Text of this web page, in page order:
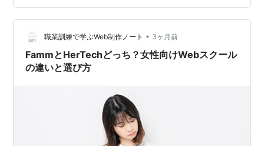
もの」から手を出すことです。でも、未経験の学び直し
では、資格の名前より先に使い道の広さを見たほうが失
敗しにくいです。 このブログの結論はシンプルです。
W…
職業訓練で学ぶWeb制作ノート • 3ヶ月前
FammとHerTechどっち？女性向けWebスクール
の違いと選び方